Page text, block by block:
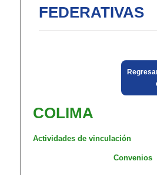
FEDERATIVAS
COLIMA
Actividades de vinculación
Convenios